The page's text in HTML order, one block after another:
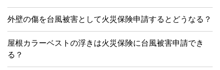
外壁の傷を台風被害として火災保険申請するとどうなる？
屋根カラーベストの浮きは火災保険に台風被害申請でき
る？